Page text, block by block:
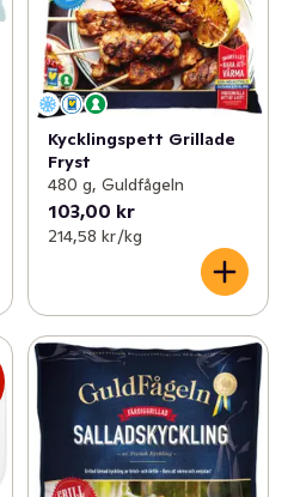
Kycklingspett Grillade
Fryst
480 g, Guldfågeln
103,00 kr
214,58 kr /kg